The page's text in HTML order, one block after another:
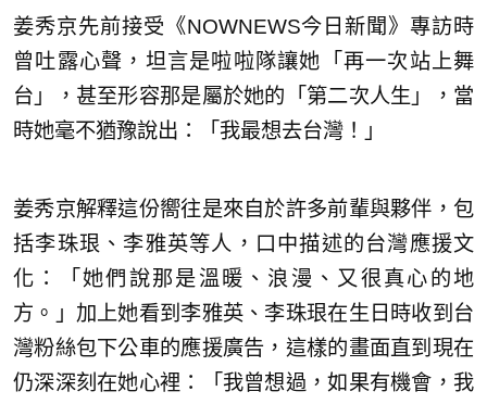
姜秀京先前接受《NOWNEWS今日新聞》專訪時
曾吐露心聲，坦言是啦啦隊讓她「再一次站上舞
台」，甚至形容那是屬於她的「第二次人生」，當
時她毫不猶豫說出：「我最想去台灣！」
姜秀京解釋這份嚮往是來自於許多前輩與夥伴，包
括李珠珢、李雅英等人，口中描述的台灣應援文
化：「她們說那是溫暖、浪漫、又很真心的地
方。」加上她看到李雅英、李珠珢在生日時收到台
灣粉絲包下公車的應援廣告，這樣的畫面直到現在
仍深深刻在她心裡：「我曾想過，如果有機會，我